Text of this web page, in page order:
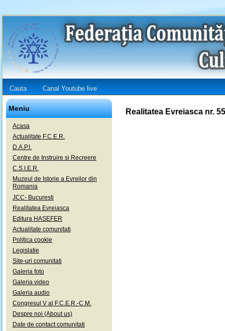
Cauta Canal Youtube live
Meniu
Acasa
Actualitate F.C.E.R.
D.A.P.I.
Centre de Instruire si Recreere
C.S.I.E.R.
Muzeul de Istorie a Evreilor din
Romania
JCC- Bucuresti
Realitatea Evreiasca
Editura HASEFER
Actualitate comunitati
Politica cookie
Legislatie
Site-uri comunitati
Galeria foto
Galeria video
Galeria audio
Congresul V al F.C.E.R.-C.M.
Despre noi (About us)
Date de contact comunitati
Realitatea Evreiasca nr.